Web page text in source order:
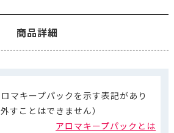
商品詳細
マキープパックを示す表記があり
すことはできません）
アロマキープパックとは